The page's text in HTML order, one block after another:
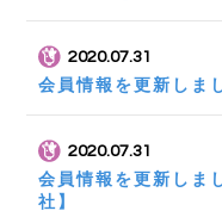
2020.07.31
会員情報を更新しま
2020.07.31
会員情報を更新しま
社】